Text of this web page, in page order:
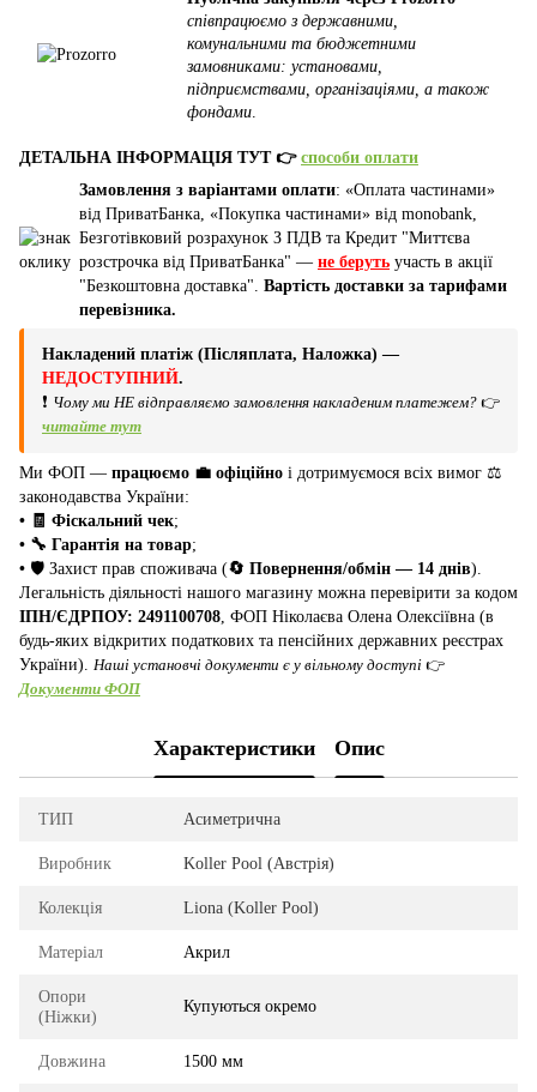
співпрацюємо з державними,
комунальними та бюджетними
замовниками: установами,
підприємствами, організаціями, а також
фондами
ДЕТАЛЬНА ІНФОРМАЦІЯ ТУТ 👉 способи оплати
Замовлення з варіантами оплати: «Оплата частинами»
від ПриватБанка, «Покупка частинами» від monobank,
Безготівковий розрахунок З ПДВ та Кредит "Миттєва
розстрочка від ПриватБанка" — не беруть участь в акції
"Безкоштовна доставка". Вартість доставки за тарифами
перевізника.
Накладений платіж (Післяплата, Наложка) —
НЕДОСТУПНИЙ.
❗ Чому ми НЕ відправляємо замовлення накладеним платежем? 👉
читайте тут
Ми ФОП — працюємо 💼 офіційно і дотримуємося всіх вимог ⚖️
законодавства України:
• 🧾 Фіскальний чек;
• 🔧 Гарантія на товар;
• 🛡️ Захист прав споживача (🔄 Повернення/обмін — 14 днів).
Легальність діяльності нашого магазину можна перевірити за кодом
ІПН/ЄДРПОУ: 2491100708 , ФОП Ніколаєва Олена Олексіївна (в
будь-яких відкритих податкових та пенсійних державних реєстрах
України). Наші установчі документи є у вільному доступі 👉
Документи ФОП
Характеристики Опис
ТИП Асиметрична
Виробник Koller Pool (Австрія)
Колекція Liona (Koller Pool)
Матеріал Акрил
Опори
(Ніжки)
Купуються окремо
Довжина 1500 мм